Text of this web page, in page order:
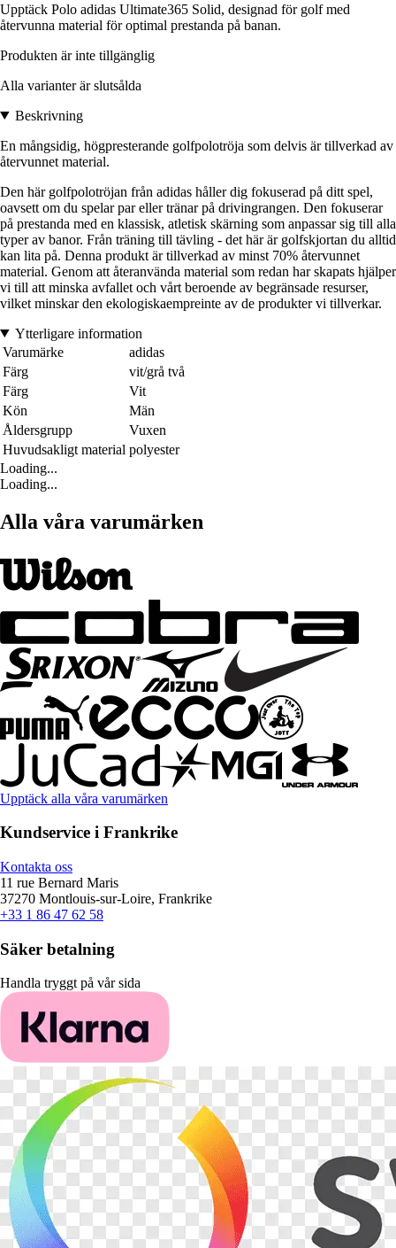
Upptäck Polo adidas Ultimate365 Solid, designad för golf med
återvunna material för optimal prestanda på banan.
Produkten är inte tillgänglig
Alla varianter är slutsålda
Beskrivning
En mångsidig, högpresterande golfpolotröja som delvis är tillverkad av
återvunnet material.
Den här golfpolotröjan från adidas håller dig fokuserad på ditt spel,
oavsett om du spelar par eller tränar på drivingrangen. Den fokuserar
på prestanda med en klassisk, atletisk skärning som anpassar sig till alla
typer av banor. Från träning till tävling - det här är golfskjortan du alltid
kan lita på. Denna produkt är tillverkad av minst 70% återvunnet
material. Genom att återanvända material som redan har skapats hjälper
vi till att minska avfallet och vårt beroende av begränsade resurser,
vilket minskar den ekologiskaempreinte av de produkter vi tillverkar.
Ytterligare information
Varumärke
adidas
Färg
vit/grå två
Färg
Vit
Kön
Män
Åldersgrupp
Vuxen
Huvudsakligt material polyester
Loading...
Loading...
Alla våra varumärken
Upptäck alla våra varumärken
Kundservice i Frankrike
Kontakta oss
11 rue Bernard Maris
37270 Montlouis-sur-Loire, Frankrike
+33 1 86 47 62 58
Säker betalning
Handla tryggt på vår sida